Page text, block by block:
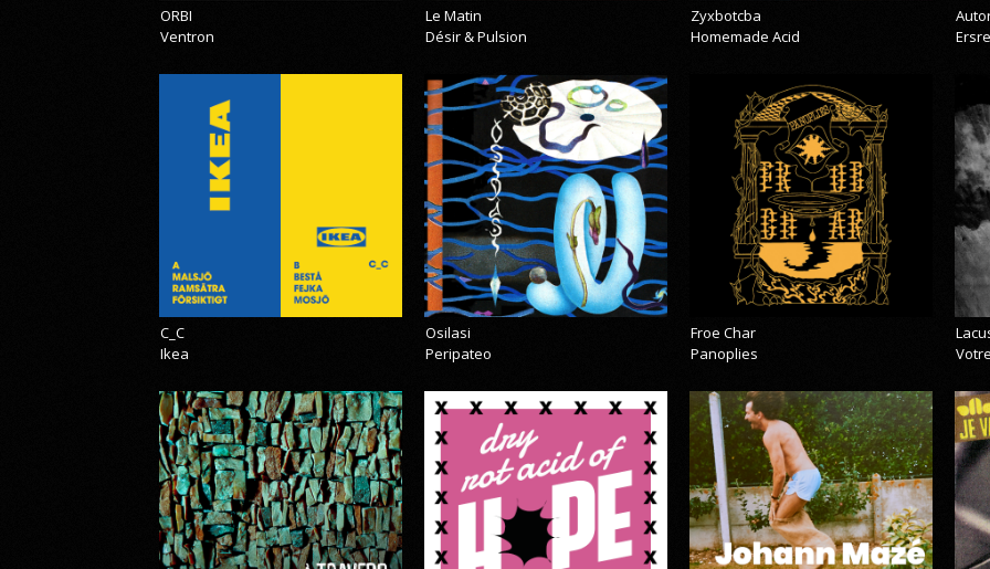
ORBI
Ventron
Le Matin
Désir & Pulsion
Zyxbotcba
Homemade Acid
C_C
Ikea
Osilasi
Peripateo
Froe Char
Panoplies